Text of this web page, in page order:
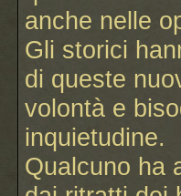
anche nelle
Gli storici
di queste
volontà e
inquietudine.
Qualcuno ha